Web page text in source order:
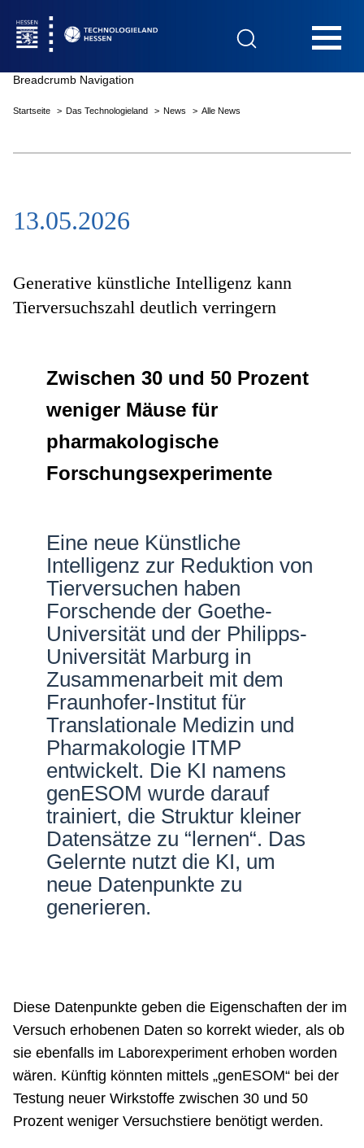
Das Technologieland
Innovationsfelder
Netzwerke
Breadcrumb Navigation
Startseite Das Technologieland News Alle News
13.05.2026
Generative künstliche Intelligenz kann
Tierversuchszahl deutlich verringern
Zwischen 30 und 50 Prozent
weniger Mäuse für
pharmakologische
Forschungsexperimente
Eine neue Künstliche
Intelligenz zur Reduktion von
Tierversuchen haben
Forschende der Goethe-
Universität und der Philipps-
Universität Marburg in
Zusammenarbeit mit dem
Fraunhofer-Institut für
Translationale Medizin und
Pharmakologie ITMP
entwickelt. Die KI namens
genESOM wurde darauf
trainiert, die Struktur kleiner
Datensätze zu “lernen“. Das
Gelernte nutzt die KI, um
neue Datenpunkte zu
generieren.
Diese Datenpunkte geben die Eigenschaften der im
Versuch erhobenen Daten so korrekt wieder, als ob
sie ebenfalls im Laborexperiment erhoben worden
wären. Künftig könnten mittels „genESOM“ bei der
Testung neuer Wirkstoffe zwischen 30 und 50
Prozent weniger Versuchstiere benötigt werden.